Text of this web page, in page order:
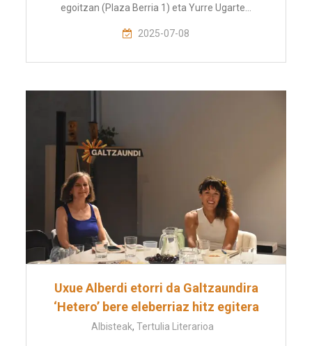
egoitzan (Plaza Berria 1) eta Yurre Ugarte…
2025-07-08
Uxue Alberdi etorri da Galtzaundira
‘Hetero’ bere eleberriaz hitz egitera
Albisteak, Tertulia Literarioa